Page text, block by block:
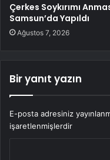
Çerkes Soykırımı
Samsun’da Yapıldı
Ağustos 7, 2026
Bir yanıt yazın
E-posta adresiniz
işaretlenmişlerdir